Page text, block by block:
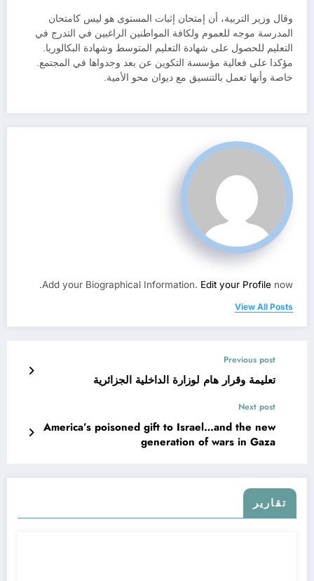
وقال وزير التربية، أن إمتحان إثبات المستوى هو ليس كامتحان
المدرسة موجه للعموم ولكافة المواطنين الراغبين في التدرج في
التعليم للحصول على شهادة التعليم المتوسط وشهادة البكالوريا.
مؤكدا على فعالية مؤسسة التكوين عن بعد وجدواها في المجتمع.
خاصة وأنها تعمل بالتنسيق مع ديوان محو الأمية.
Add your Biographical Information. Edit your Profile now.
View All Posts
Previous post
تعليمة وقرار هام لوزارة الداخلية الجزائرية
Next post
America’s poisoned gift to Israel…and the new
generation of wars in Gaza
تقارير